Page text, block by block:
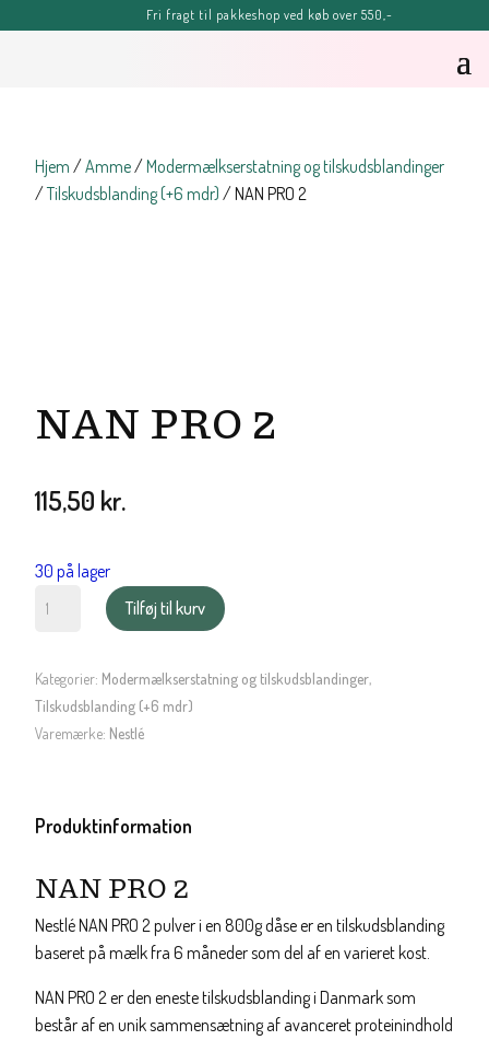
Fri fragt til pakkeshop ved køb over 550,-
Hjem /Amme/Modermælkserstatning og tilskudsblandinger
/Tilskudsblanding (+6 mdr) / NAN PRO 2
NAN PRO 2
115,50 kr.
30 på lager
NAN
antal
Tilføj til kurv
Kategorier: Modermælkserstatning og tilskudsblandinger,
Tilskudsblanding (+6 mdr)
Varemærke: Nestlé
Produktinformation
NAN PRO 2
Nestlé NAN PRO 2 pulver i en 800g dåse er en tilskudsblanding
baseret på mælk fra 6 måneder som del af en varieret kost.
NAN PRO 2 er den eneste tilskudsblanding i Danmark som
består af en unik sammensætning af avanceret proteinindhold
FERIE-MELDING